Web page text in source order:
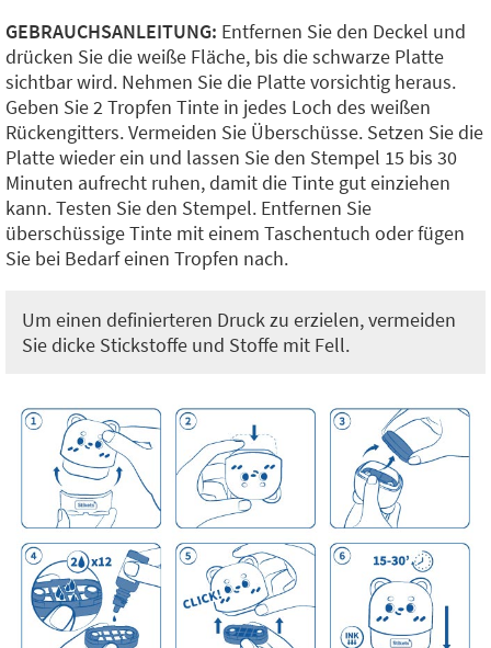
GEBRAUCHSANLEITUNG: Entfernen Sie den Deckel und
drücken Sie die weiße Fläche, bis die schwarze Platte
sichtbar wird. Nehmen Sie die Platte vorsichtig heraus.
Geben Sie 2 Tropfen Tinte in jedes Loch des weißen
Rückengitters. Vermeiden Sie Überschüsse. Setzen Sie die
Platte wieder ein und lassen Sie den Stempel 15 bis 30
Minuten aufrecht ruhen, damit die Tinte gut einziehen
kann. Testen Sie den Stempel. Entfernen Sie
überschüssige Tinte mit einem Taschentuch oder fügen
Sie bei Bedarf einen Tropfen nach.
Um einen definierteren Druck zu erzielen, vermeiden
Sie dicke Stickstoffe und Stoffe mit Fell.